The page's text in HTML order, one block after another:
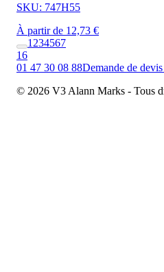
SKU: 747H55
À partir de 12,73 €
1 234567
16
01 47 30 08 88Demande de
© 2026 V3 Alann Marks - Tous